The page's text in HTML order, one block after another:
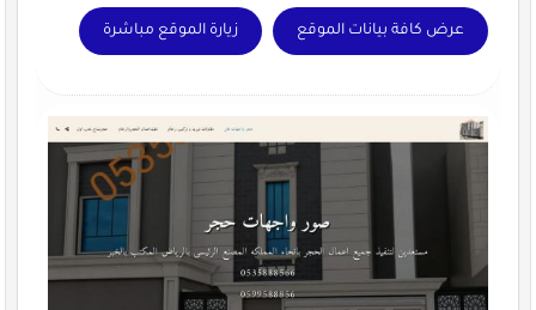
عرض كافة بيانات الموقع زيارة الموقع مباشرة